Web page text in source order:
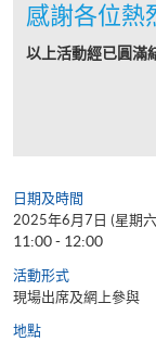
感謝各位熱
以上活動經已圓滿
日期及時間
2025年6月7日 (星期
11:00 - 12:00
活動形式
現場出席及網上參與
地點